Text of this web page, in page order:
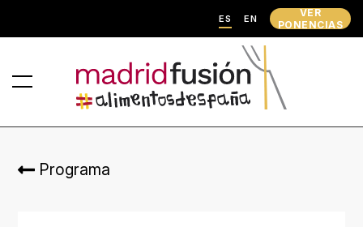
ES EN
VER
PONENCIAS
Programa